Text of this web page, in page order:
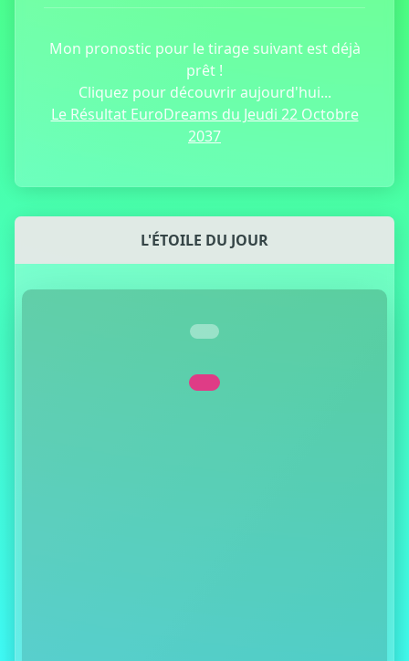
Mon pronostic pour le tirage suivant est déjà
prêt !
Cliquez pour découvrir aujourd'hui...
Le Résultat EuroDreams du Jeudi 22 Octobre
2037
L'ÉTOILE DU JOUR